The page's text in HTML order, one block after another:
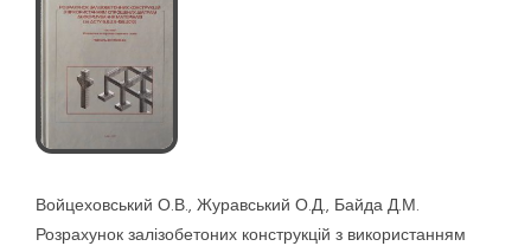
Войцеховський О.В., Журавський О.Д., Байда Д.М.
Розрахунок залізобетоних конструкцій з використанням